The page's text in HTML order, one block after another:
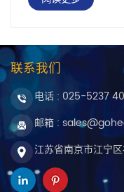
号的损耗。 宏弯损耗
特殊的外层涂层能
损耗。
联系我们
电话 : 025-5237
邮箱 :
江苏省南京市江宁